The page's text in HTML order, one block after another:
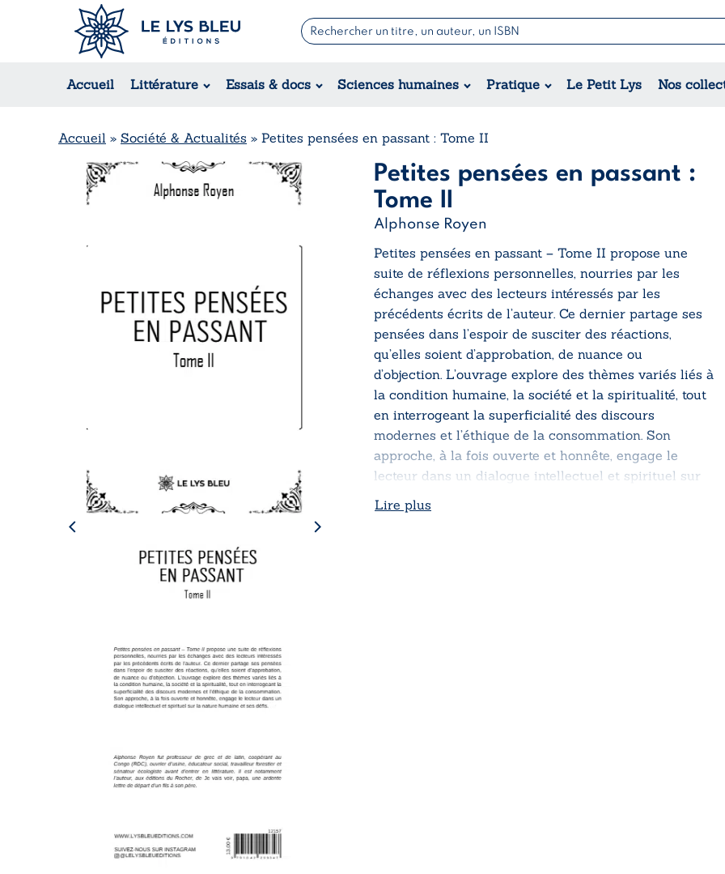
Accueil Littérature Essais & docs Sciences humaines Pratique Le Petit Lys Nos
Romans
Suspense / Thriller / Policier
Romance
Régional
Jeunesse
Théâtre
Accueil » Société & Actualités » Petites pensées en passant : Tome II
Petites pensées en passant :
Tome II
Alphonse Royen
Petites pensées en passant – Tome II propose une
suite de réflexions personnelles, nourries par les
échanges avec des lecteurs intéressés par les
précédents écrits de l’auteur. Ce dernier partage ses
pensées dans l’espoir de susciter des réactions,
qu’elles soient d’approbation, de nuance ou
d’objection. L’ouvrage explore des thèmes variés liés à
la condition humaine, la société et la spiritualité, tout
en interrogeant la superficialité des discours
modernes et l’éthique de la consommation. Son
approche, à la fois ouverte et honnête, engage le
lecteur dans un dialogue intellectuel et spirituel sur
Lire plus